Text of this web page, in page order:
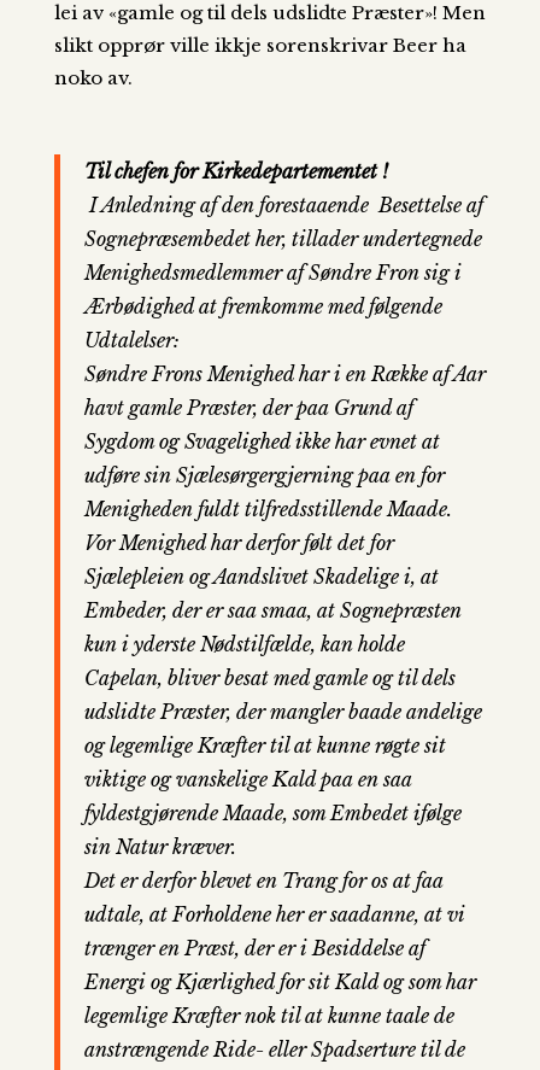
lei av «gamle og til dels udslidte Præster»! Men
slikt opprør ville ikkje sorenskrivar Beer ha
noko av.
Til chefen for Kirkedepartementet !
I Anledning af den forestaaende Besettelse af
Sognepræsembedet her, tillader undertegnede
Menighedsmedlemmer af Søndre Fron sig i
Ærbødighed at fremkomme med følgende
Udtalelser:
Søndre Frons Menighed har i en Række af Aar
havt gamle Præster, der paa Grund af
Sygdom og Svagelighed ikke har evnet at
udføre sin Sjælesørgergjerning paa en for
Menigheden fuldt tilfredsstillende Maade.
Vor Menighed har derfor følt det for
Sjælepleien og Aandslivet Skadelige i, at
Embeder, der er saa smaa, at Sognepræsten
kun i yderste Nødstilfælde, kan holde
Capelan, bliver besat med gamle og til dels
udslidte Præster, der mangler baade andelige
og legemlige Kræfter til at kunne røgte sit
viktige og vanskelige Kald paa en saa
fyldestgjørende Maade, som Embedet ifølge
sin Natur kræver.
Det er derfor blevet en Trang for os at faa
udtale, at Forholdene her er saadanne, at vi
trænger en Præst, der er i Besiddelse af
Energi og Kjærlighed for sit Kald og som har
legemlige Kræfter nok til at kunne taale de
anstrængende Ride- eller Spadserture til de